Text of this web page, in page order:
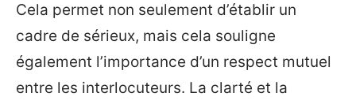
Cela permet non seulement d’établir un
cadre de sérieux, mais cela souligne
également l’importance d’un respect mutuel
entre les interlocuteurs. La clarté et la